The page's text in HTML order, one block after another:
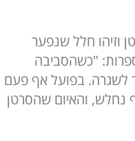
הסרטן וזיהו חלל שנפער
"כשהסביבה
לשגרה. בפועל אף פעם
נחלש, והאיום שהסרטן